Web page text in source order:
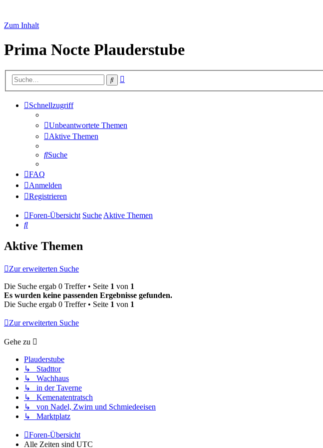
Zum Inhalt
Prima Nocte Plauderstube
Suche
Schnellzugriff
Unbeantwortete Themen
Aktive Themen
Suche
FAQ
Anmelden
Registrieren
Foren-Übersicht SucheAktive Themen
Suche
Aktive Themen
Zur erweiterten Suche
Die Suche ergab 0 Treffer • Seite 1 von 1
Es wurden keine passenden Ergebnisse gefunden.
Die Suche ergab 0 Treffer • Seite 1 von 1
Zur erweiterten Suche
Gehe zu
Plauderstube
↳ Stadttor
↳ Wachhaus
↳ in der Taverne
↳ Kemenatentratsch
↳ von Nadel, Zwirn und Schmiedeeisen
↳ Marktplatz
Foren-Übersicht
Alle Zeiten sind UTC